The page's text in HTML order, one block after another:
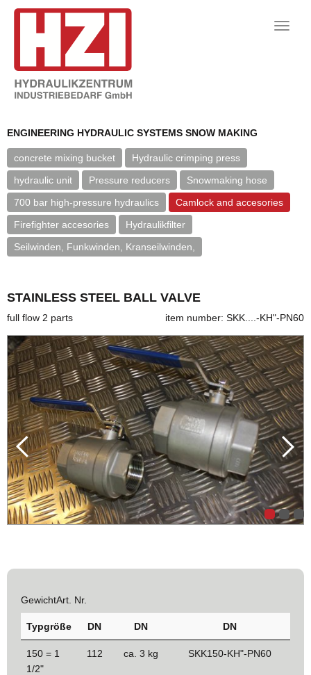
Toggle
ENGINEERING HYDRAULIC SYSTEMS SNOW MAKING
concrete mixing bucket
Hydraulic crimping press
hydraulic unit
Pressure reducers
Snowmaking hose
700 bar high-pressure hydraulics
Camlock and accesories
Firefighter accesories
Hydraulikfilter
Seilwinden, Funkwinden, Kranseilwinden,
STAINLESS STEEL BALL VALVE
full flow 2 parts item number: SKK....-KH"-PN60
GewichtArt. Nr.
Typgröße DN DN DN
150 = 1
1/2"
112 ca. 3 kg SKK150-KH"-PN60